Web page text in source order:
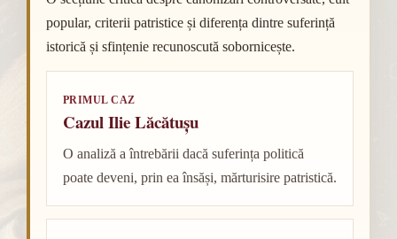
popular, criterii patristice și diferența dintre suferință
istorică și sfințenie recunoscută sobornicește.
PRIMUL CAZ
Cazul Ilie Lăcătușu
O analiză a întrebării dacă suferința politică
poate deveni, prin ea însăși, mărturisire patristică.